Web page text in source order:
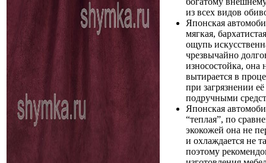
из всех видов
Японская
мягкая,
ощупь
чрезвычайно
износостойка, она
вытирается в
при загрязнении
подручными
Японская
“теплая”, по
экокожей она не
и охлаждается не
поэтому